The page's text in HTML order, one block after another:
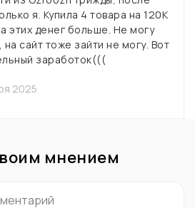
я. Купила 4 товара на 120К
этих денег больше. Не могу
на сайт тоже зайти не могу. Вот
заработок(((
2025
мнением